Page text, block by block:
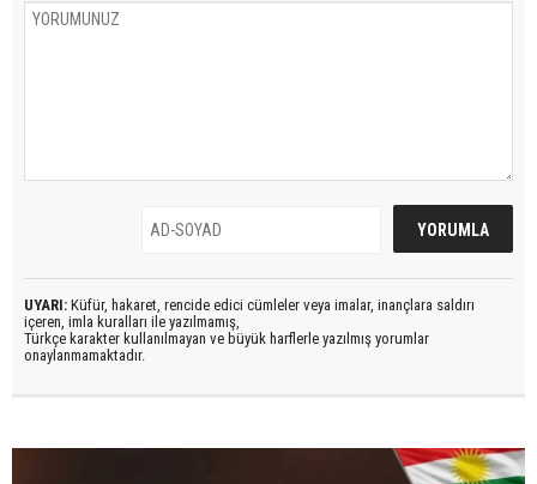
UYARI: Küfür, hakaret, rencide edici cümleler veya imalar, inançlara saldırı
içeren, imla kuralları ile yazılmamış,
Türkçe karakter kullanılmayan ve büyük harflerle yazılmış yorumlar
onaylanmamaktadır.